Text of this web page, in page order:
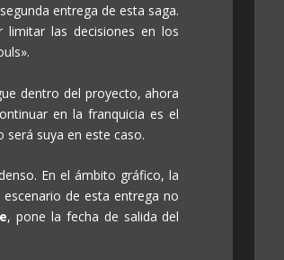
entrega de esta saga.
limitar las decisiones en los
dentro del proyecto, ahora
en la franquicia es el
será suya en este caso.
En el ámbito gráfico, la
de esta entrega no
, pone la fecha de salida del